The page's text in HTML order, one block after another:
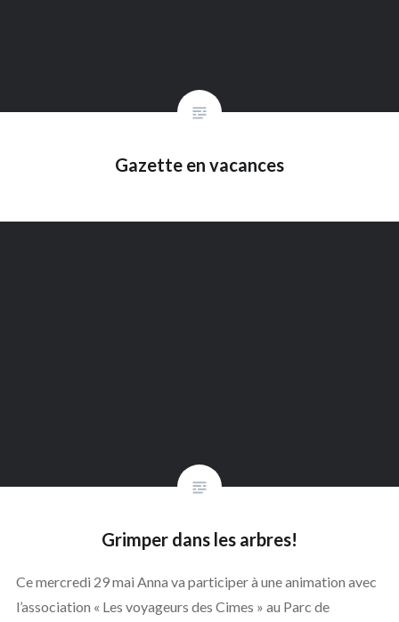
Gazette en vacances
Grimper dans les arbres!
Ce mercredi 29 mai Anna va participer à une animation avec
l’association « Les voyageurs des Cimes » au Parc de